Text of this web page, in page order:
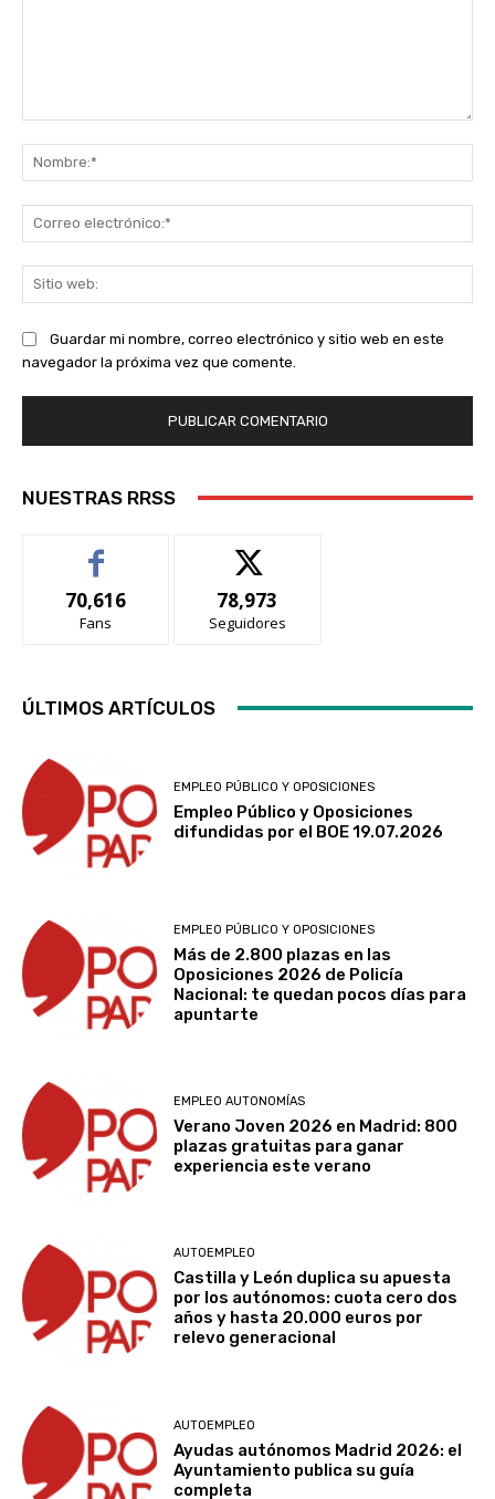
Guardar mi nombre, correo electrónico y sitio web en este
navegador la próxima vez que comente.
NUESTRAS RRSS
70,616
Fans
78,973
Seguidores
ÚLTIMOS ARTÍCULOS
EMPLEO PÚBLICO Y OPOSICIONES
Empleo Público y Oposiciones
difundidas por el BOE 19.07.2026
EMPLEO PÚBLICO Y OPOSICIONES
Más de 2.800 plazas en las
Oposiciones 2026 de Policía
Nacional: te quedan pocos días para
apuntarte
EMPLEO AUTONOMÍAS
Verano Joven 2026 en Madrid: 800
plazas gratuitas para ganar
experiencia este verano
AUTOEMPLEO
Castilla y León duplica su apuesta
por los autónomos: cuota cero dos
años y hasta 20.000 euros por
relevo generacional
AUTOEMPLEO
Ayudas autónomos Madrid 2026: el
Ayuntamiento publica su guía
completa